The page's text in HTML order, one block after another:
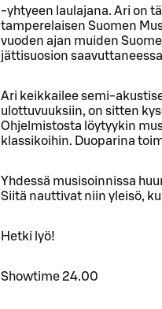
-yhtyeen laulajana. Ari on
tamperelaisen Suomen
vuoden ajan muiden
jättisuosion
Ari keikkailee semi-
ulottuvuuksiin, on sitten
Ohjelmistosta löytyykin
klassikoihin. Duoparina
Yhdessä musisoinnissa
Siitä nauttivat niin yleisö,
Hetki lyö!
Showtime 24.00